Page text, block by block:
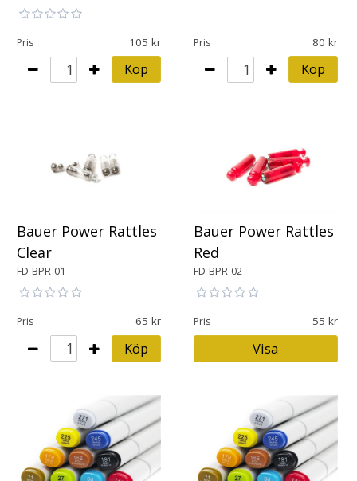
Pris 105
Köp
Pris 80
Köp
Bauer Power Rattles
Clear
FD-BPR-01
Pris 65
Köp
Bauer Power Rattles
Red
FD-BPR-02
Pris 55
Visa